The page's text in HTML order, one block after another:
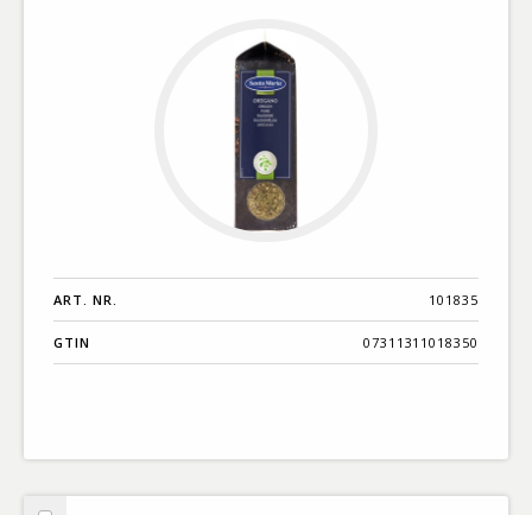
ART. NR. 101835
GTIN 07311311018350